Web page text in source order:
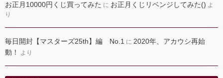
お正月10000円くじ買ってみた に お正月くじリベンジしてみた() よ
り
毎日開封【マスターズ25th】編 No.1 に 2020年、アカウシ再始
動！
より